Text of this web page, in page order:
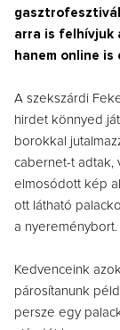
arra is felhívjuk
hanem online
A szekszárdi
hirdet könnyed
borokkal
cabernet-t adtak,
elmosódott kép
ott látható
a nyereménybort.
Kedvenceink
párosítanunk
persze egy